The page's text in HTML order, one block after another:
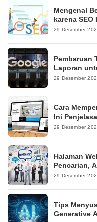
Mengenal
karena SEO
29 Desember
Pembaruan
Laporan
29 Desember
Cara
Ini
29 Desember
Halaman
Pencarian,
29 Desember
Tips
Generative